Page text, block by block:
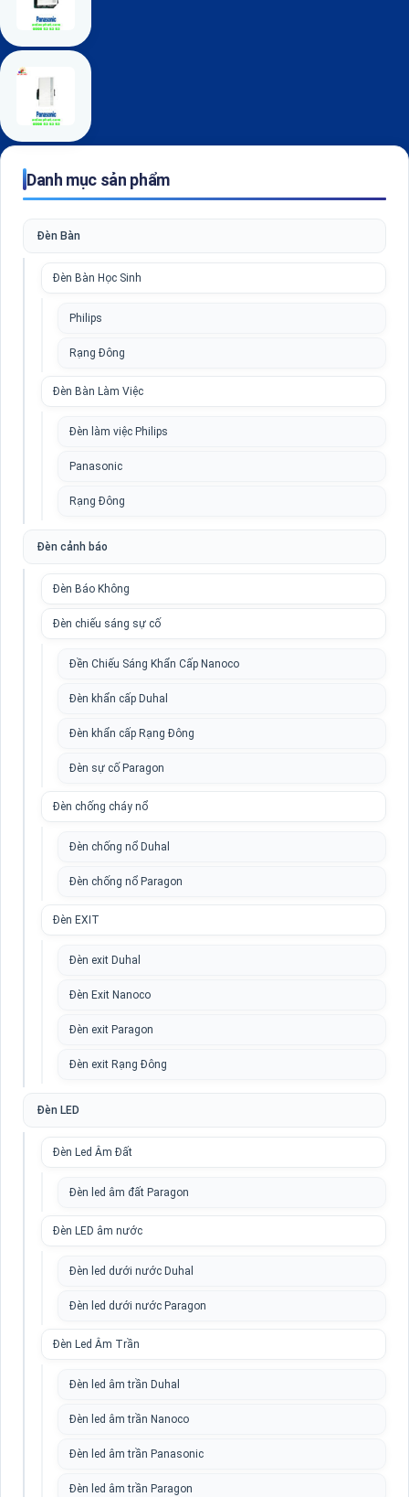
Danh mục sản phẩm
Đèn Bàn
Đèn Bàn Học Sinh
Philips
Rạng Đông
Đèn Bàn Làm Việc
Đèn làm việc Philips
Panasonic
Rạng Đông
Đèn cảnh báo
Đèn Báo Không
Đèn chiếu sáng sự cố
Đền Chiếu Sáng Khẩn Cấp Nanoco
Đèn khẩn cấp Duhal
Đèn khẩn cấp Rạng Đông
Đèn sự cố Paragon
Đèn chống cháy nổ
Đèn chống nổ Duhal
Đèn chống nổ Paragon
Đèn EXIT
Đèn exit Duhal
Đèn Exit Nanoco
Đèn exit Paragon
Đèn exit Rạng Đông
Đèn LED
Đèn Led Âm Đất
Đèn led âm đất Paragon
Đèn LED âm nước
Đèn led dưới nước Duhal
Đèn led dưới nước Paragon
Đèn Led Âm Trần
Đèn led âm trần Duhal
Đèn led âm trần Nanoco
Đèn led âm trần Panasonic
Đèn led âm trần Paragon